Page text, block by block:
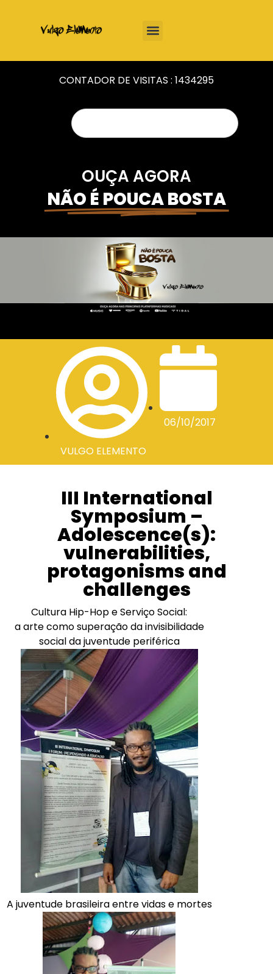
CONTADOR DE VISITAS : 1434295
OUÇA AGORA
NÃO É POUCA BOSTA
VULGO ELEMENTO
06/10/2017
III International
Symposium –
Adolescence(s):
vulnerabilities,
protagonisms and
challenges
Cultura Hip-Hop e Serviço Social:
a arte como superação da invisibilidade
social da juventude periférica
A juventude brasileira entre vidas e mortes